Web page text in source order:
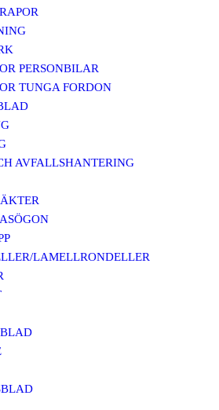
PERSONBILAR
TUNGA FORDON
AVFALLSHANTERING
LAMELLRONDELLER